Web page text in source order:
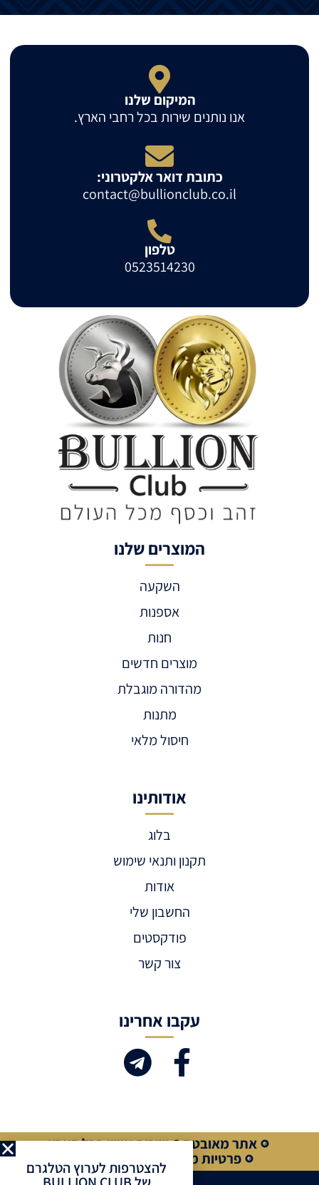
המיקום שלנו
אנו נותנים שירות בכל רחבי הארץ.
כתובת דואר אלקטרוני:
contact@bullionclub.co.il
טלפון
0523514230
המוצרים שלנו
השקעה
אספנות
חנות
מוצרים חדשים
מהדורה מוגבלת
מתנות
חיסול מלאי
אודותינו
בלוג
תקנון ותנאי שימוש
אודות
החשבון שלי
פודקסטים
צור קשר
עקבו אחרינו
אתר מאובטח
שירות אישי בכל הארץ
פרטיות מלאה
קנייה מאובטחת
להצטרפות לערוץ הטלגרם